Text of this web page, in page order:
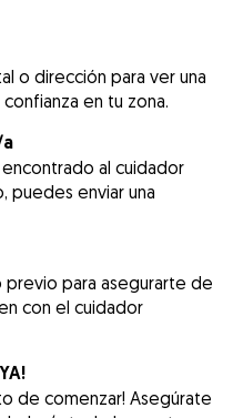
o dirección para ver una
en tu zona.
al cuidador
enviar una
previo para asegurarte de
con el cuidador
de comenzar! Asegúrate